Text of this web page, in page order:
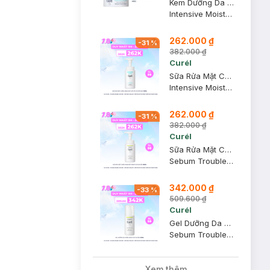
Kem Dưỡng Da Curél Cấp Ẩm Chuyên Sâu 40g
Intensive Moisture Care Intensive Moisture Cream
-31% 262.000 ₫
382.000 ₫
Curél
Sữa Rửa Mặt Curél Dạng Bọt Cấp Ẩm Chuyên Sâu 150ml
Intensive Moisture Care Foaming Wash
-31% 262.000 ₫
382.000 ₫
Curél
Sữa Rửa Mặt Curél Dạng Bọt Dành Cho Da Dầu 150ml
Sebum Trouble Care Sebum Care Foaming Wash
-33% 342.000 ₫
509.600 ₫
Curél
Gel Dưỡng Da Curél Dành Cho Da Dầu 120ml
Sebum Trouble Care Sebum Care Moisture Gel